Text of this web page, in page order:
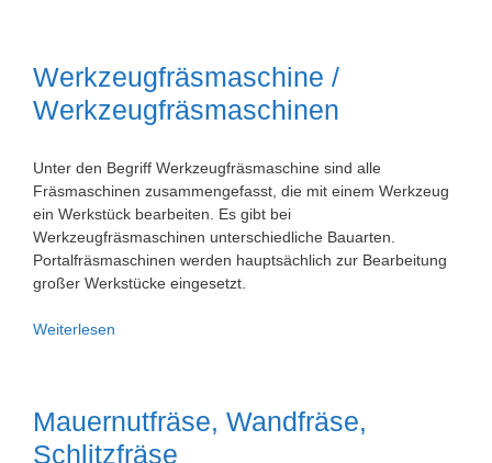
Werkzeugfräsmaschine /
Werkzeugfräsmaschinen
Unter den Begriff Werkzeugfräsmaschine sind alle
Fräsmaschinen zusammengefasst, die mit einem Werkzeug
ein Werkstück bearbeiten. Es gibt bei
Werkzeugfräsmaschinen unterschiedliche Bauarten.
Portalfräsmaschinen werden hauptsächlich zur Bearbeitung
großer Werkstücke eingesetzt.
Weiterlesen
Mauernutfräse, Wandfräse,
Schlitzfräse